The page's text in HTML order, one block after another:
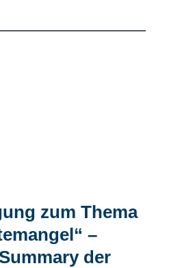
zum Thema
–
der